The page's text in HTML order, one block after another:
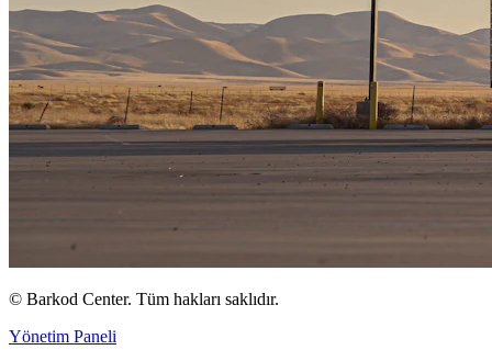
© Barkod Center. Tüm hakları saklıdır.
Yönetim Paneli